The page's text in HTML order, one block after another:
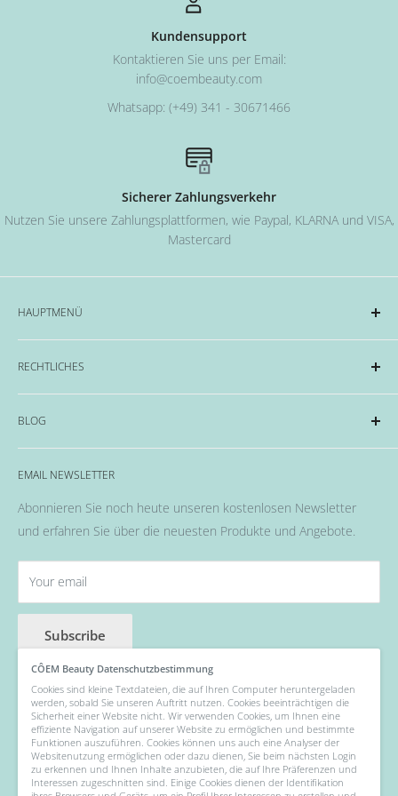
Kundensupport
Kontaktieren Sie uns per Email:
info@coembeauty.com
Whatsapp: (+49) 341 - 30671466
Sicherer Zahlungsverkehr
Nutzen Sie unsere Zahlungsplattformen, wie Paypal, KLARNA und VISA,
Mastercard
HAUPTMENÜ
Acryl und Dipping-System
Hard Gel Serien
CND™
OPI
EMME Farben
Flüssigkeiten & Versiegelung
Pinsel
Nail Art
Wellness Pflege, Hand & Body Lotions
Zubehör & Hilfsmittel
Angebot der Woche
RECHTLICHES
Impressum
Datenschutzerklärung
Widerrufsrecht & Widerrufsformular
Allgemeine Geschäftsbedingungen
BLOG
Alles rund um das Thema Nägel, Nail Art und Co.
EMAIL NEWSLETTER
Abonnieren Sie noch heute unseren kostenlosen Newsletter
und erfahren Sie über die neuesten Produkte und Angebote.
Your email
Subscribe
Follow Us
We Accept
CÔEM Beauty Datenschutzbestimmung
Cookies sind kleine Textdateien, die auf Ihren Computer heruntergeladen
werden, sobald Sie unseren Auftritt nutzen. Cookies beeinträchtigen die
Sicherheit einer Website nicht. Wir verwenden Cookies, um Ihnen eine
effiziente Navigation auf unserer Website zu ermöglichen und bestimmte
Funktionen auszuführen. Cookies können uns auch eine Analyser der
Websitenutzung ermöglichen oder dazu dienen, Sie beim nächsten Login
zu erkennen und Ihnen Inhalte anzubieten, die auf Ihre Präferenzen und
Interessen zugeschnitten sind. Einige Cookies dienen der Identifikation